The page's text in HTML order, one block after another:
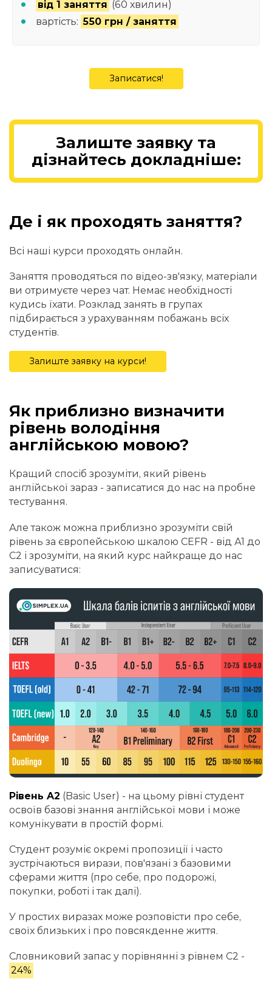
від 1 заняття (60 хвилин)
вартість: 550 грн / заняття
Записатися!
Залиште заявку та
дізнайтесь докладніше:
Де і як проходять заняття?
Всі наші курси проходять онлайн.
Заняття проводяться по відео-зв'язку, матеріали
ви отримуєте через чат. Немає необхідності
кудись їхати. Розклад занять в групах
підбирається з урахуванням побажань всіх
студентів.
Залиште заявку на курси!
Як приблизно визначити
рівень володіння
англійською мовою?
Кращий спосіб зрозуміти, який рівень
англійської зараз - записатися до нас на пробне
тестування.
Але також можна приблизно зрозуміти свій
рівень за європейською шкалою CEFR - від А1 до
С2 і зрозуміти, на який курс найкраще до нас
записуватися:
Рівень A2 (Basic User) - на цьому рівні студент
освоїв базові знання англійської мови і може
комунікувати в простій формі.
Студент розуміє окремі пропозиції і часто
зустрічаються вирази, пов'язані з базовими
сферами життя (про себе, про подорожі,
покупки, роботі і так далі).
У простих виразах може розповісти про себе,
своїх близьких і про повсякденне життя.
Словниковий запас у порівнянні з рівнем C2 -
24%